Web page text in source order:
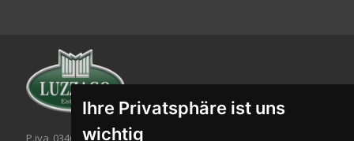
Ihre Privatsphäre ist uns
wichtig
P.iva 03467320986 - C.F. 03467320986